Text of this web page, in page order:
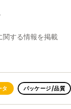
関する情報を掲載
パッケージ/品質